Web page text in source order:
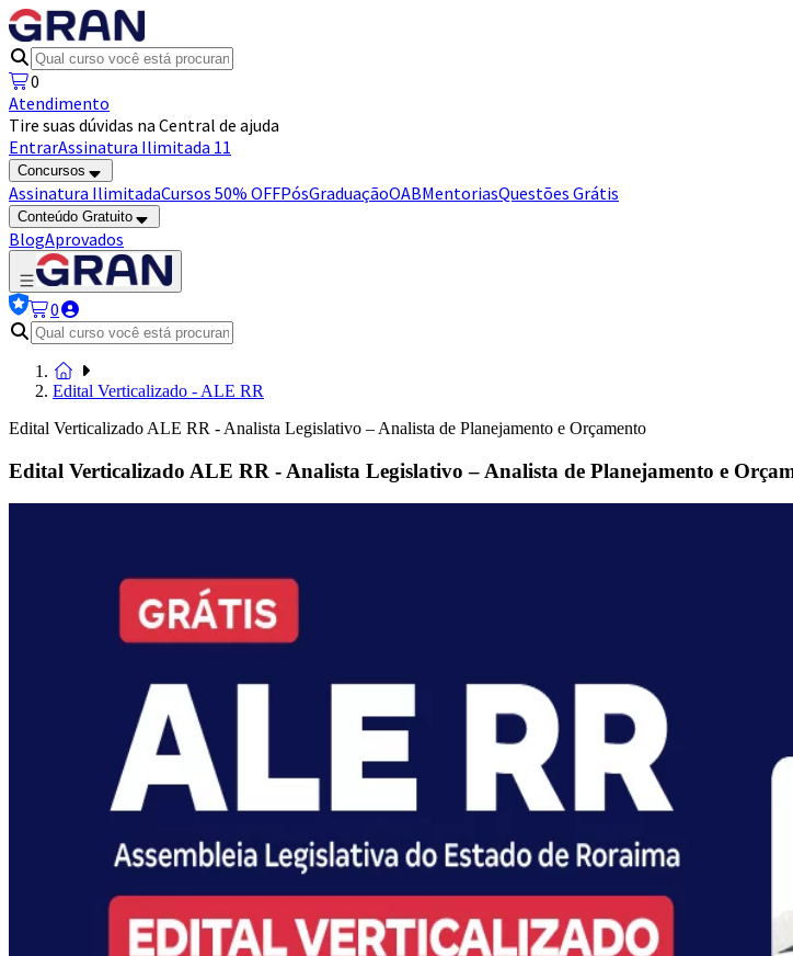
0
Atendimento
Tire suas dúvidas na Central de ajuda
EntrarAssinatura Ilimitada 11
Concursos
Assinatura IlimitadaCursos 50% OFFPósGraduaçãoOABMentoriasQuestões Grátis
Conteúdo Gratuito
BlogAprovados
0
Edital Verticalizado - ALE RR
Edital Verticalizado ALE RR - Analista Legislativo – Analista de Planejamento e Orçamento
Edital Verticalizado ALE RR - Analista Legislativo – Analista de Planejamento e